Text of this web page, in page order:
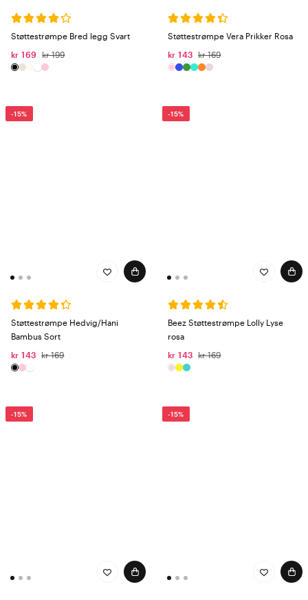
Støttestrømpe Bred legg Svart
kr 169
kr 199
Støttestrømpe Vera Prikker Rosa
kr 143
kr 169
-15%
Støttestrømpe Hedvig/Hani
Bambus Sort
kr 143
kr 169
-15%
Beez Støttestrømpe Lolly Lyse
rosa
kr 143
kr 169
-15% -15%